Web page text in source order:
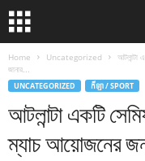
Home Uncategorized
আটলান্টা
জানার...
UNCATEGORIZED កីឡា / SPORT
আটলান্টা একটি
ম্যাচ আয়োজনের